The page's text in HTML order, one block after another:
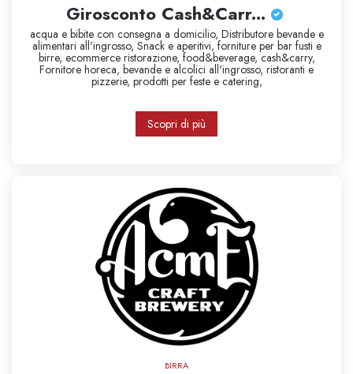
Girosconto Cash&Carr...
acqua e bibite con consegna a domicilio, Distributore bevande e
alimentari all'ingrosso, Snack e aperitivi, forniture per bar fusti e
birre, ecommerce ristorazione, food&beverage, cash&carry,
Fornitore horeca, bevande e alcolici all'ingrosso, ristoranti e
pizzerie, prodotti per feste e catering,
Scopri di più
BIRRA